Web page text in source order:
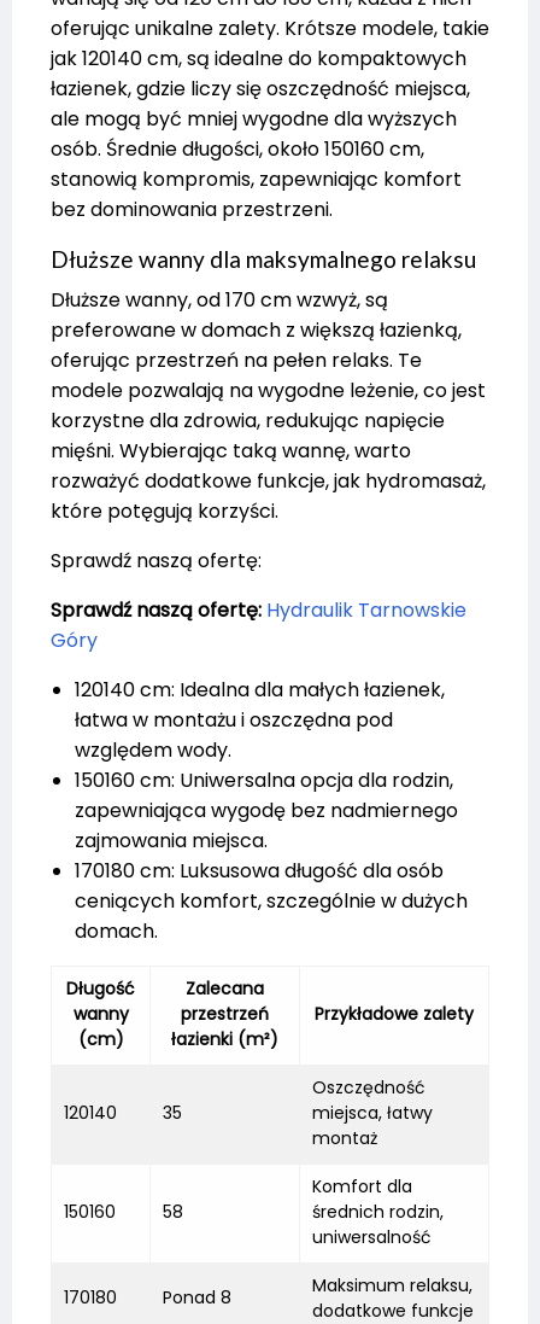
oferując unikalne zalety. Krótsze modele, takie
jak 120140 cm, są idealne do kompaktowych
łazienek, gdzie liczy się oszczędność miejsca,
ale mogą być mniej wygodne dla wyższych
osób. Średnie długości, około 150160 cm,
stanowią kompromis, zapewniając komfort
bez dominowania przestrzeni.
Dłuższe wanny dla maksymalnego relaksu
Dłuższe wanny, od 170 cm wzwyż, są
preferowane w domach z większą łazienką,
oferując przestrzeń na pełen relaks. Te
modele pozwalają na wygodne leżenie, co jest
korzystne dla zdrowia, redukując napięcie
mięśni. Wybierając taką wannę, warto
rozważyć dodatkowe funkcje, jak hydromasaż,
które potęgują korzyści.
Sprawdź naszą ofertę:
Sprawdź naszą ofertę: Hydraulik Tarnowskie
Góry
120140 cm: Idealna dla małych łazienek,
łatwa w montażu i oszczędna pod
względem wody.
150160 cm: Uniwersalna opcja dla rodzin,
zapewniająca wygodę bez nadmiernego
zajmowania miejsca.
170180 cm: Luksusowa długość dla osób
ceniących komfort, szczególnie w dużych
domach.
Długość
wanny
(cm)
Zalecana
przestrzeń
łazienki (m²)
Przykładowe zalety
120140 35
Oszczędność
miejsca, łatwy
montaż
150160 58
Komfort dla
średnich rodzin,
uniwersalność
170180 Ponad 8
Maksimum relaksu,
dodatkowe funkcje